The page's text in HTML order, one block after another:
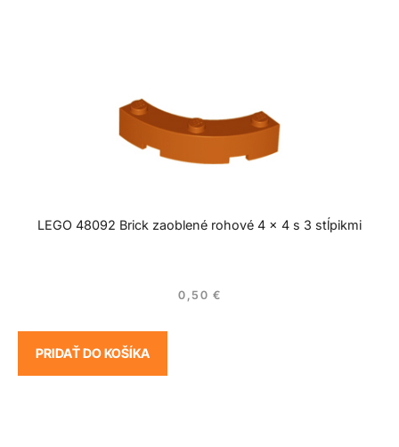
LEGO 48092 Brick zaoblené rohové 4 x 4 s 3 stĺpikmi
0,50 €
PRIDAŤ DO KOŠÍKA